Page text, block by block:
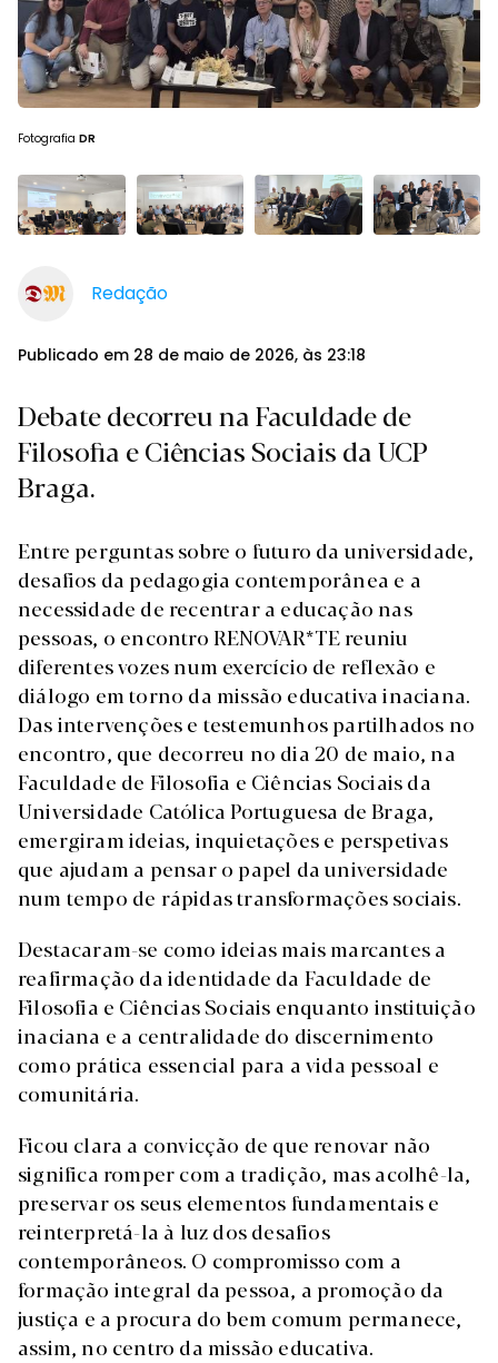
Fotografia DR
Redação
Publicado em 28 de maio de 2026, às 23:18
Debate decorreu na Faculdade de
Filosofia e Ciências Sociais da UCP
Braga.
Entre perguntas sobre o futuro da universidade,
desafios da pedagogia contemporânea e a
necessidade de recentrar a educação nas
pessoas, o encontro RENOVAR*TE reuniu
diferentes vozes num exercício de reflexão e
diálogo em torno da missão educativa inaciana.
Das intervenções e testemunhos partilhados no
encontro, que decorreu no dia 20 de maio, na
Faculdade de Filosofia e Ciências Sociais da
Universidade Católica Portuguesa de Braga,
emergiram ideias, inquietações e perspetivas
que ajudam a pensar o papel da universidade
num tempo de rápidas transformações sociais.
Destacaram-se como ideias mais marcantes a
reafirmação da identidade da Faculdade de
Filosofia e Ciências Sociais enquanto instituição
inaciana e a centralidade do discernimento
como prática essencial para a vida pessoal e
comunitária.
Ficou clara a convicção de que renovar não
significa romper com a tradição, mas acolhê-la,
preservar os seus elementos fundamentais e
reinterpretá-la à luz dos desafios
contemporâneos. O compromisso com a
formação integral da pessoa, a promoção da
justiça e a procura do bem comum permanece,
assim, no centro da missão educativa.